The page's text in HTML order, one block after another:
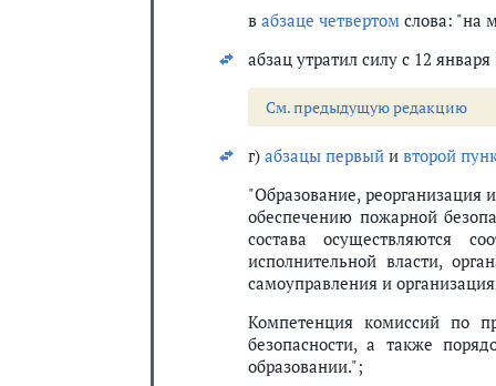
в абзаце четвертом слова: "на
абзац утратил силу с 12 января
См. предыдущую редакцию
г) абзацы первый и второй
"Образование,
обеспечению пожарной
состава осуществляются
исполнительной власти,
самоуправления и
Компетенция комиссий по
безопасности, а также
образовании.";